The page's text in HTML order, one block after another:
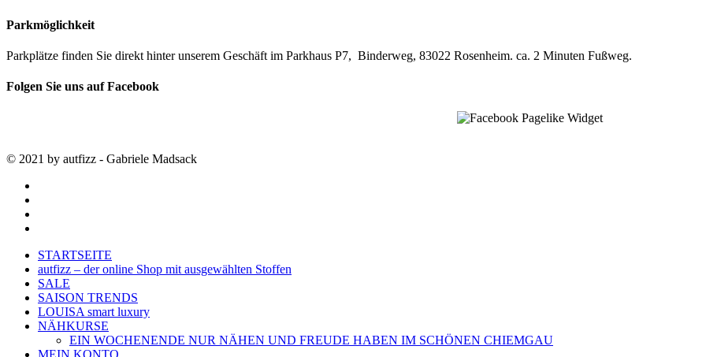
Parkmöglichkeit
Parkplätze finden Sie direkt hinter unserem Geschäft im Parkhaus P7, Binderweg, 83022 Rosenheim. ca. 2 Minuten Fußweg.
Folgen Sie uns auf Facebook
© 2021 by autfizz - Gabriele Madsack
Close
Menu
STARTSEITE
autfizz – der online Shop mit ausgewählten Stoffen
SALE
SAISON TRENDS
LOUISA smart luxury
NÄHKURSE
EIN WOCHENENDE NUR NÄHEN UND FREUDE HABEN IM SCHÖNEN CHIEMGAU
MEIN KONTO